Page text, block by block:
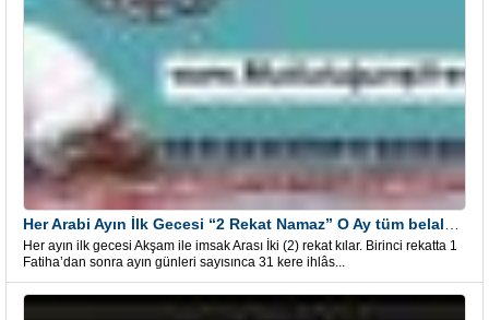
Her ayın ilk gecesi Akşam ile imsak Arası İki (2) rekat kılar. Birinci rekatta 1
Fatiha’dan sonra ayın günleri sayısınca 31 kere ihlâs...